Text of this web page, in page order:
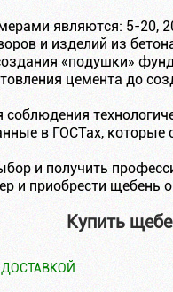
являются: 5-20,
и изделий из
«подушки»
цемента до
в ГОСТах,
и получить
и приобрести щебень
Купить